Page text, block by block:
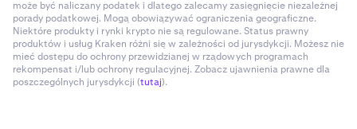
może być naliczany podatek i dlatego zalecamy zasięgnięcie niezależnej
porady podatkowej. Mogą obowiązywać ograniczenia geograficzne.
Niektóre produkty i rynki krypto nie są regulowane. Status prawny
produktów i usług Kraken różni się w zależności od jurysdykcji. Możesz nie
mieć dostępu do ochrony przewidzianej w rządowych programach
rekompensat i/lub ochrony regulacyjnej. Zobacz ujawnienia prawne dla
poszczególnych jurysdykcji (tutaj).